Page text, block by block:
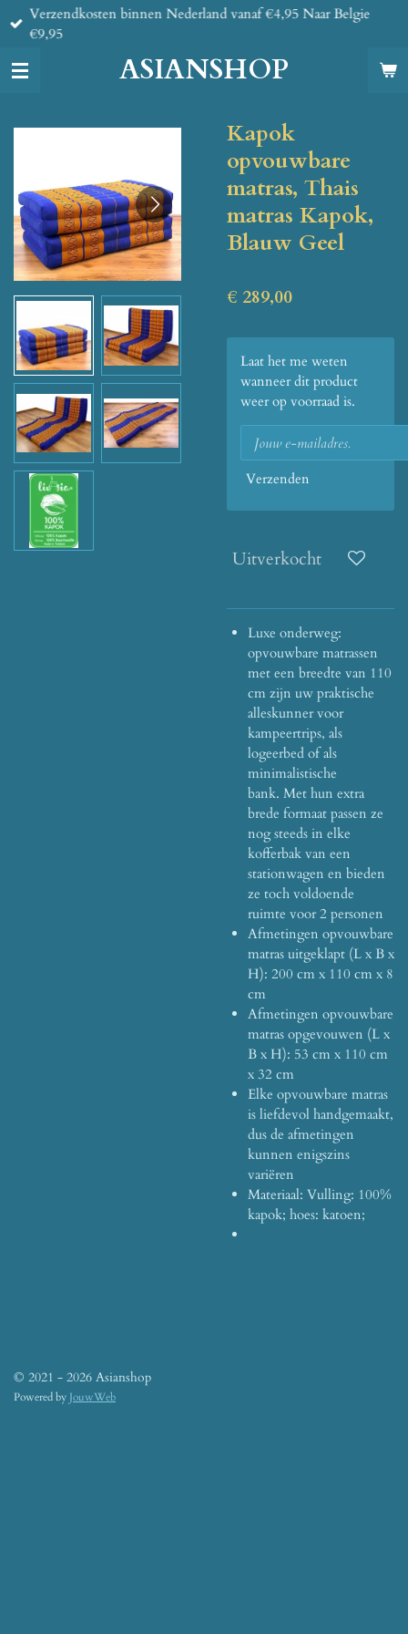
Ga
direct
de
ASIANSHOP
Verzendkosten binnen Nederland vanaf €4,95 Naar Belgie
€9,95
Kapok
opvouwbare
matras, Thais
matras Kapok,
Blauw Geel
€ 289,00
Laat het me weten
wanneer dit product
weer op voorraad is.
Verzenden
Uitverkocht
Luxe onderweg:
opvouwbare matrassen
met een breedte van 110
cm zijn uw praktische
alleskunner voor
kampeertrips, als
logeerbed of als
minimalistische
bank. Met hun extra
brede formaat passen ze
nog steeds in elke
kofferbak van een
stationwagen en bieden
ze toch voldoende
ruimte voor 2 personen
Afmetingen opvouwbare
matras uitgeklapt (L x B x
H): 200 cm x 110 cm x 8
cm
Afmetingen opvouwbare
matras opgevouwen (L x
B x H): 53 cm x 110 cm
x 32 cm
Elke opvouwbare matras
is liefdevol handgemaakt,
dus de afmetingen
kunnen enigszins
variëren
Materiaal: Vulling: 100%
kapok; hoes: katoen;
© 2021 - 2026 Asianshop
Powered by JouwWeb